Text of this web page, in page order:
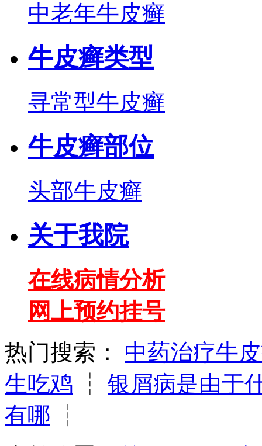
中老年牛皮癣
牛皮癣类型
寻常型牛皮癣
牛皮癣部位
头部牛皮癣
关于我院
在线病情分析
网上预约挂号
热门搜索：
中药治疗牛
生吃鸡 ┆ 银屑病是由于
有哪 ┆